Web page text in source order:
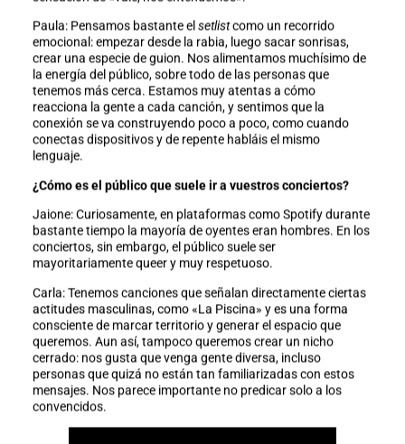
Paula: Pensamos bastante el setlistcomo un recorrido
emocional: empezar desde la rabia, luego sacar sonrisas,
crear una especie de guion. Nos alimentamos muchísimo de
la energía del público, sobre todo de las personas que
tenemos más cerca. Estamos muy atentas a cómo
reacciona la gente a cada canción, y sentimos que la
conexión se va construyendo poco a poco, como cuando
conectas dispositivos y de repente habláis el mismo
lenguaje.
¿Cómo es el público que suele ir a vuestros conciertos?
Jaione: Curiosamente, en plataformas como Spotify durante
bastante tiempo la mayoría de oyentes eran hombres. En los
conciertos, sin embargo, el público suele ser
mayoritariamente queer y muy respetuoso.
Carla: Tenemos canciones que señalan directamente ciertas
actitudes masculinas, como «La Piscina» y es una forma
consciente de marcar territorio y generar el espacio que
queremos. Aun así, tampoco queremos crear un nicho
cerrado: nos gusta que venga gente diversa, incluso
personas que quizá no están tan familiarizadas con estos
mensajes. Nos parece importante no predicar solo a los
convencidos.